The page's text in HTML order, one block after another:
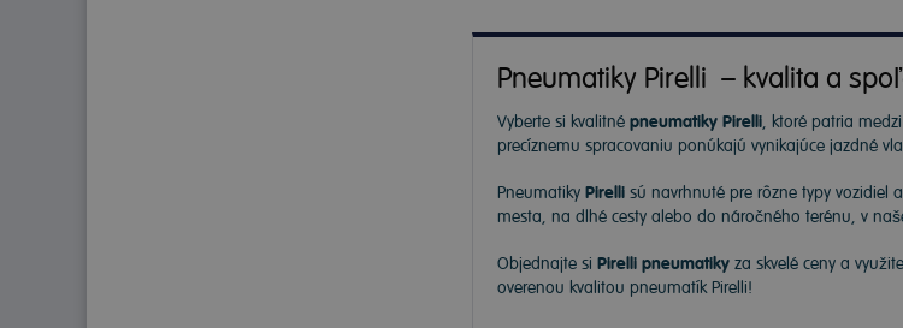
Pneumatiky Pirelli – kvalita a
Vyberte si kvalitné pneumatiky Pirelli, ktoré patria
precíznemu spracovaniu ponúkajú vynikajúce jazdné
Pneumatiky Pirelli sú navrhnuté pre rôzne typy
mesta, na dlhé cesty alebo do náročného terénu, v
Objednajte si Pirelli pneumatiky za skvelé ceny a
overenou kvalitou pneumatík Pirelli!